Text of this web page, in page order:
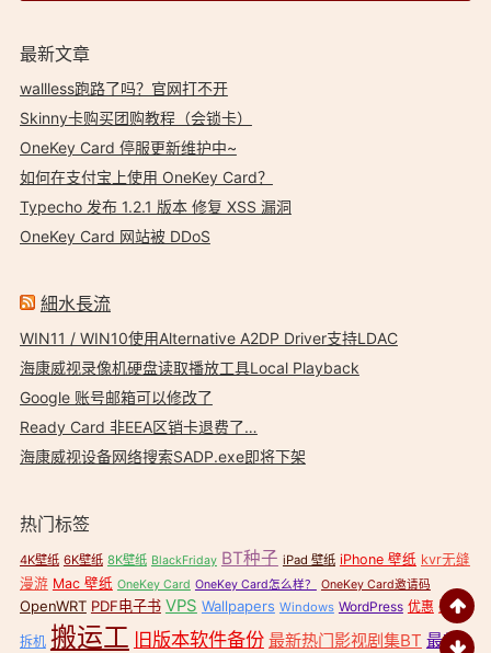
最新文章
wallless跑路了吗？官网打不开
Skinny卡购买团购教程（会锁卡）
OneKey Card 停服更新维护中~
如何在支付宝上使用 OneKey Card？
Typecho 发布 1.2.1 版本 修复 XSS 漏洞
OneKey Card 网站被 DDoS
細水長流
WIN11 / WIN10使用Alternative A2DP Driver支持LDAC
海康威视录像机硬盘读取播放工具Local Playback
Google 账号邮箱可以修改了
Ready Card 非EEA区销卡退费了…
海康威视设备网络搜索SADP.exe即将下架
热门标签
4K壁纸 6K壁纸 8K壁纸 BlackFriday BT种子 iPad 壁纸 iPhone 壁纸 kvr无缝
漫游 Mac 壁纸 OneKey Card OneKey Card怎么样？ OneKey Card邀请码
OpenWRT PDF电子书 VPS Wallpapers Windows WordPress 优惠 壁纸
拆机 搬运工 旧版本软件备份 最新热门影视剧集BT 最新